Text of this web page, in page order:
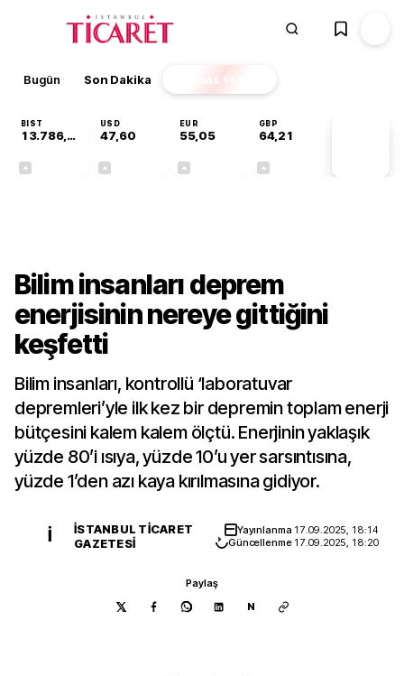
Bugün Son Dakika Finans EKSTRA
BIST
13.786,74
USD
47,60
EUR
55,05
GBP
64,21
Bilim insanları deprem
enerjisinin nereye gittiğini
keşfetti
Bilim insanları, kontrollü ‘laboratuvar
depremleri’yle ilk kez bir depremin toplam enerji
bütçesini kalem kalem ölçtü. Enerjinin yaklaşık
yüzde 80’i ısıya, yüzde 10’u yer sarsıntısına,
yüzde 1’den azı kaya kırılmasına gidiyor.
İ
İSTANBUL TICARET
GAZETESI
Yayınlanma 17.09.2025, 18:14
Güncellenme 17.09.2025, 18:20
Paylaş
N